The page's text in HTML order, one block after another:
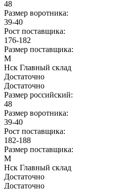
48
Размер воротника:
39-40
Рост поставщика:
176-182
Размер поставщика:
M
Нск Главный склад
Достаточно
Достаточно
Размер российский:
48
Размер воротника:
39-40
Рост поставщика:
182-188
Размер поставщика:
M
Нск Главный склад
Достаточно
Достаточно